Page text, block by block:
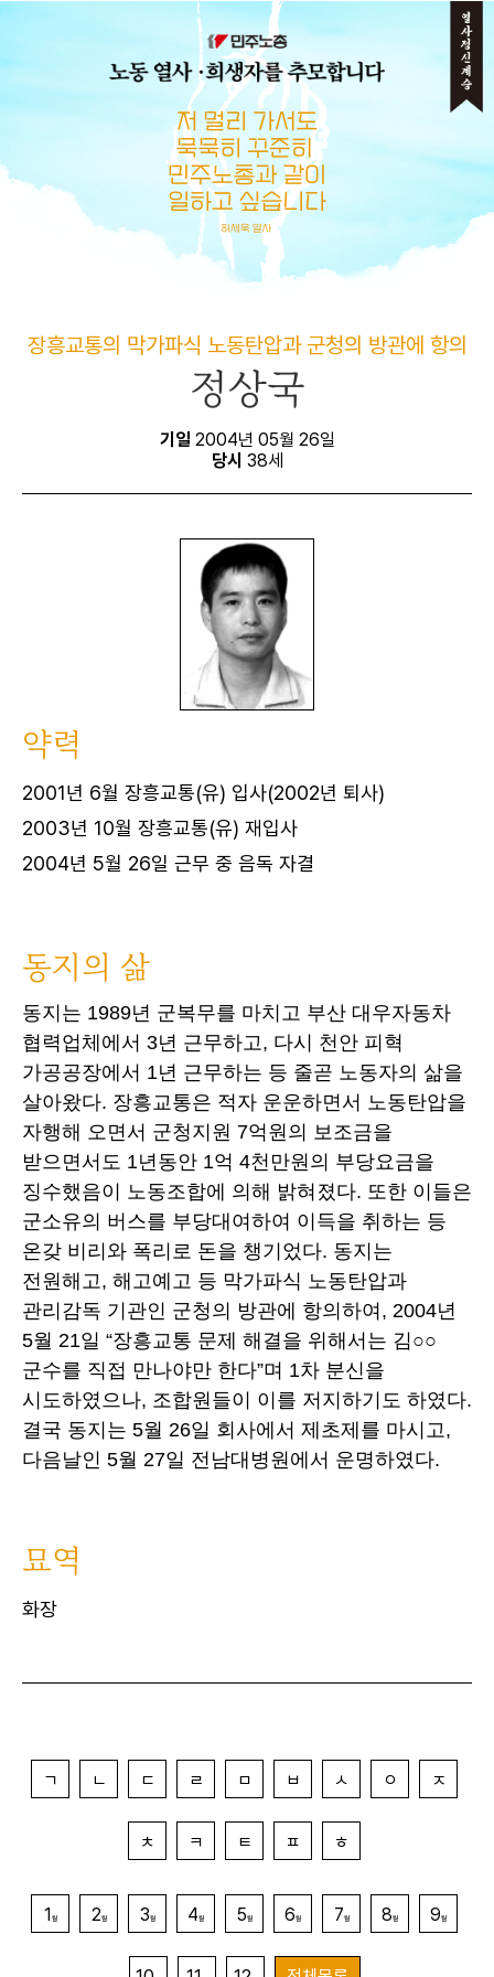
메뉴 건너뛰기
장흥교통의 막가파식 노동탄압과 군청의 방관에 항의
정상국
기일 2004년 05월 26일
당시 38세
약력
2001년 6월 장흥교통(유) 입사(2002년 퇴사)
2003년 10월 장흥교통(유) 재입사
2004년 5월 26일 근무 중 음독 자결
동지의 삶
동지는 1989년 군복무를 마치고 부산 대우자동차
협력업체에서 3년 근무하고, 다시 천안 피혁
가공공장에서 1년 근무하는 등 줄곧 노동자의 삶을
살아왔다. 장흥교통은 적자 운운하면서 노동탄압을
자행해 오면서 군청지원 7억원의 보조금을
받으면서도 1년동안 1억 4천만원의 부당요금을
징수했음이 노동조합에 의해 밝혀졌다. 또한 이들은
군소유의 버스를 부당대여하여 이득을 취하는 등
온갖 비리와 폭리로 돈을 챙기었다. 동지는
전원해고, 해고예고 등 막가파식 노동탄압과
관리감독 기관인 군청의 방관에 항의하여, 2004년
5월 21일 “장흥교통 문제 해결을 위해서는 김○○
군수를 직접 만나야만 한다”며 1차 분신을
시도하였으나, 조합원들이 이를 저지하기도 하였다.
결국 동지는 5월 26일 회사에서 제초제를 마시고,
다음날인 5월 27일 전남대병원에서 운명하였다.
묘역
화장
ㄱ ㄴ ㄷ ㄹ ㅁ ㅂ ㅅ ㅇ ㅈ
ㅊ ㅋ ㅌ ㅍ ㅎ
1 월 2월 3월 4월 5월 6월 7월 8월 9월